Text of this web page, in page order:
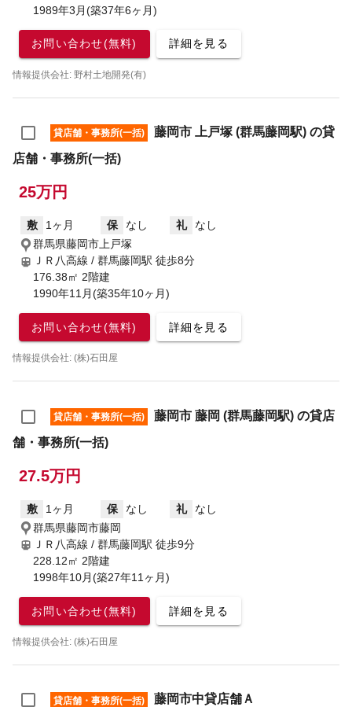
1989年3月(築37年6ヶ月)
お問い合わせ(無料) 詳細を見る
情報提供会社: 野村土地開発(有)
貸店舗・事務所(一括)
藤岡市 上戸塚 (群馬藤岡駅) の貸
店舗・事務所(一括)
25万円
敷 1ヶ月 保 なし 礼
なし
群馬県藤岡市上戸塚
ＪＲ八高線 / 群馬藤岡駅 徒歩8分
176.38㎡ 2階建
1990年11月(築35年10ヶ月)
お問い合わせ(無料) 詳細を見る
情報提供会社: (株)石田屋
貸店舗・事務所(一括)
藤岡市 藤岡 (群馬藤岡駅) の貸店
舗・事務所(一括)
27.5万円
敷 1ヶ月 保 なし 礼
なし
群馬県藤岡市藤岡
ＪＲ八高線 / 群馬藤岡駅 徒歩9分
228.12㎡ 2階建
1998年10月(築27年11ヶ月)
お問い合わせ(無料) 詳細を見る
情報提供会社: (株)石田屋
貸店舗・事務所(一括) 藤岡市中貸店舗Ａ